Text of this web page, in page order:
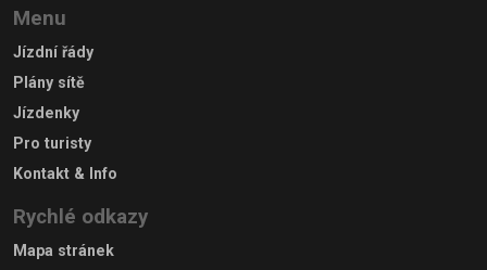
Menu
Jízdní řády
Plány sítě
Jízdenky
Pro turisty
Kontakt & Info
Rychlé odkazy
Mapa stránek